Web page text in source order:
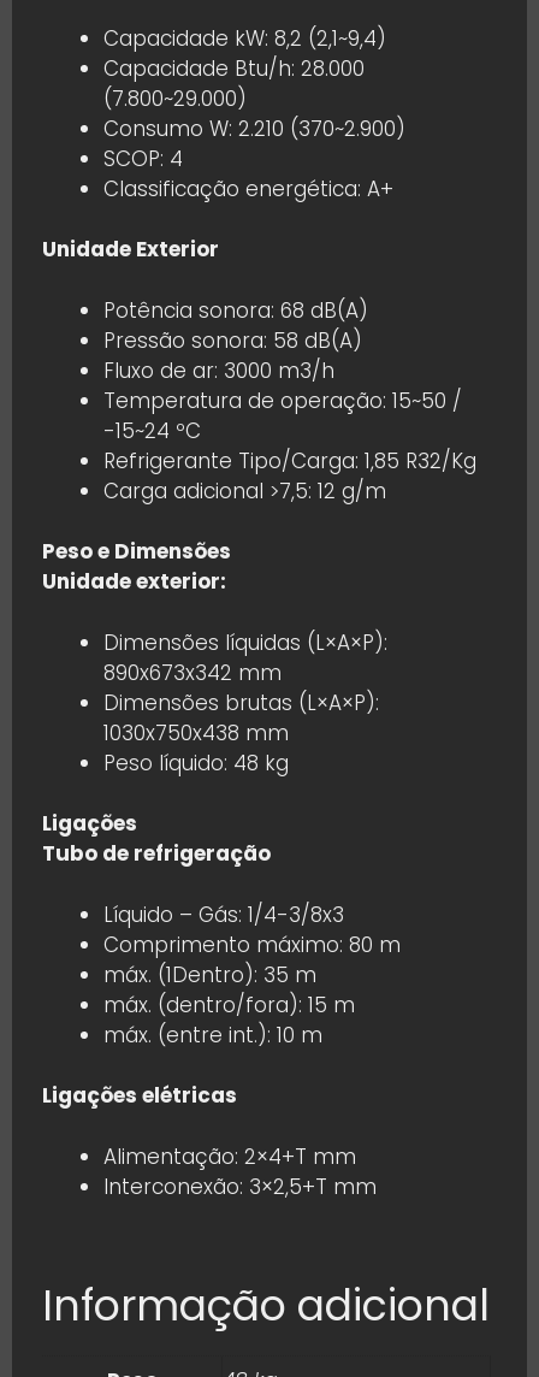
Capacidade kW: 8,2 (2,1~9,4)
Capacidade Btu/h: 28.000
(7.800~29.000)
Consumo W: 2.210 (370~2.900)
SCOP: 4
Classificação energética: A+
Unidade Exterior
Potência sonora: 68 dB(A)
Pressão sonora: 58 dB(A)
Fluxo de ar: 3000 m3/h
Temperatura de operação: 15~50 /
-15~24 ºC
Refrigerante Tipo/Carga: 1,85 R32/Kg
Carga adicional >7,5: 12 g/m
Peso e Dimensões
Unidade exterior:
Dimensões líquidas (L×A×P):
890x673x342 mm
Dimensões brutas (L×A×P):
1030x750x438 mm
Peso líquido: 48 kg
Ligações
Tubo de refrigeração
Líquido – Gás: 1/4-3/8x3
Comprimento máximo: 80 m
máx. (1Dentro): 35 m
máx. (dentro/fora): 15 m
máx. (entre int.): 10 m
Ligações elétricas
Alimentação: 2×4+T mm
Interconexão: 3×2,5+T mm
Informação adicional